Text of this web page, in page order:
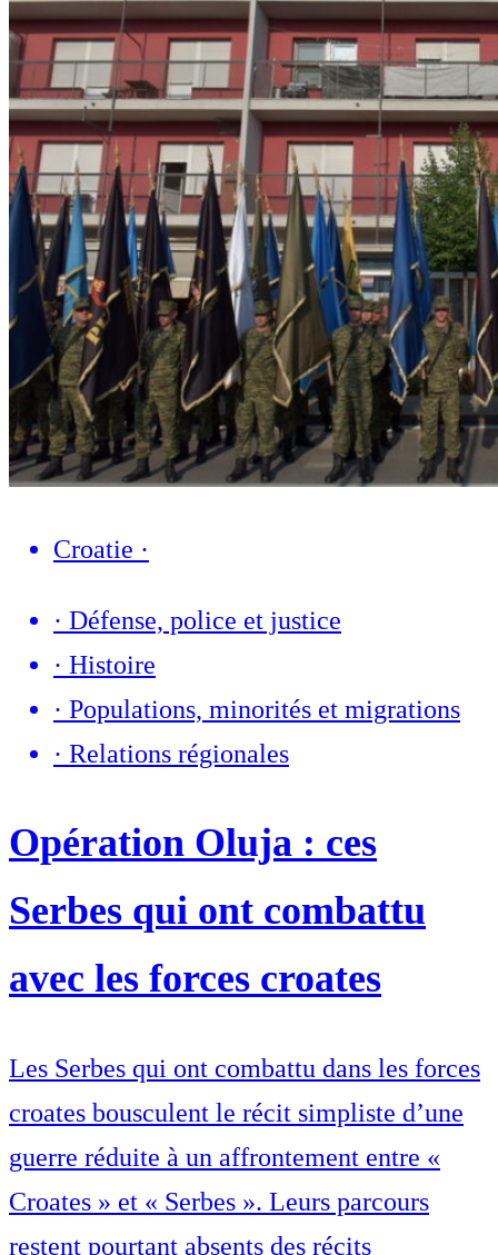
Croatie ·
· Défense, police et justice
· Histoire
· Populations, minorités et migrations
· Relations régionales
Opération Oluja : ces
Serbes qui ont combattu
avec les forces croates
Les Serbes qui ont combattu dans les forces
croates bousculent le récit simpliste d’une
guerre réduite à un affrontement entre «
Croates » et « Serbes ». Leurs parcours
restent pourtant absents des récits